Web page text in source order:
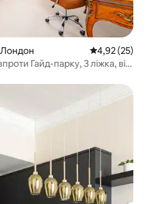
Лондон Середня
4,92 (25)
Гайд-парку, 3 ліжка, від